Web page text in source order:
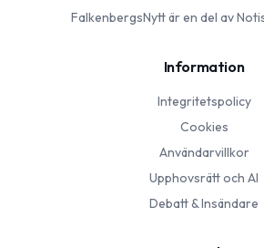
FalkenbergsNyttär en del av
Information
Integritetspolicy
Cookies
Användarvillkor
Upphovsrätt och AI
Debatt & Insändare